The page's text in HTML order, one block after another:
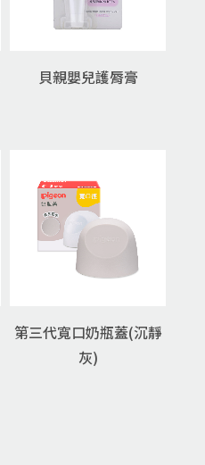
貝親嬰兒護脣膏
第三代寬口奶瓶蓋(沉靜
灰)